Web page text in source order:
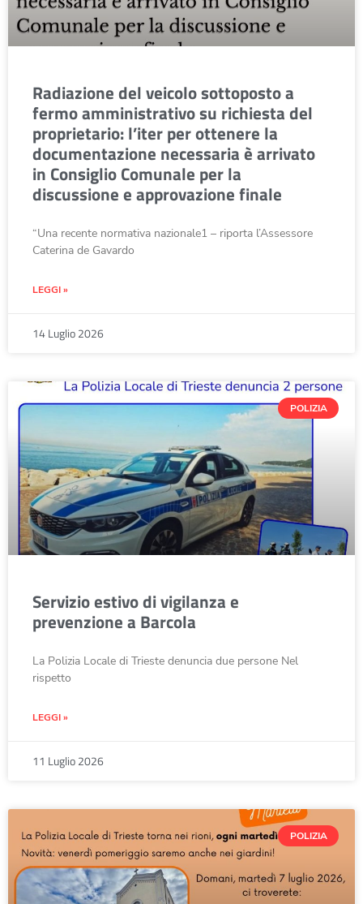
Radiazione del veicolo sottoposto a
fermo amministrativo su richiesta del
proprietario: l’iter per ottenere la
documentazione necessaria è arrivato
in Consiglio Comunale per la
discussione e approvazione finale
“Una recente normativa nazionale1 – riporta l’Assessore
Caterina de Gavardo
LEGGI »
14 Luglio 2026
POLIZIA
Servizio estivo di vigilanza e
prevenzione a Barcola
La Polizia Locale di Trieste denuncia due persone Nel
rispetto
LEGGI »
11 Luglio 2026
POLIZIA